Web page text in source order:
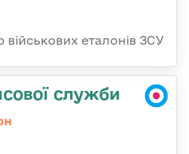
військових еталонів ЗСУ
служби